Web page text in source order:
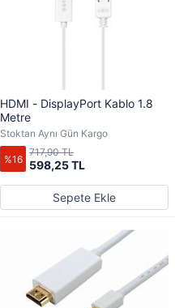
HDMI - DisplayPort Kablo 1.8
Metre
Stoktan Aynı Gün Kargo
%16 598,25 TL
717,90 TL
Sepete Ekle